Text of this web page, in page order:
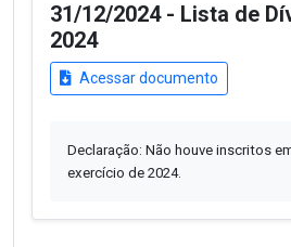
31/12/2024 - Lista de
2024
Acessar documento
Declaração: Não houve inscritos
exercício de 2024.